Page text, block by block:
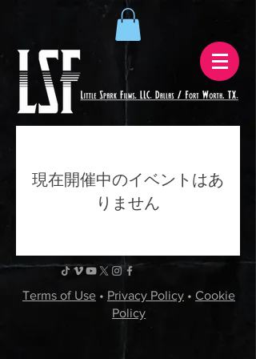
現在開催中のイベントはあ
りません
Terms of Use • Privacy Policy • Cookie
Policy